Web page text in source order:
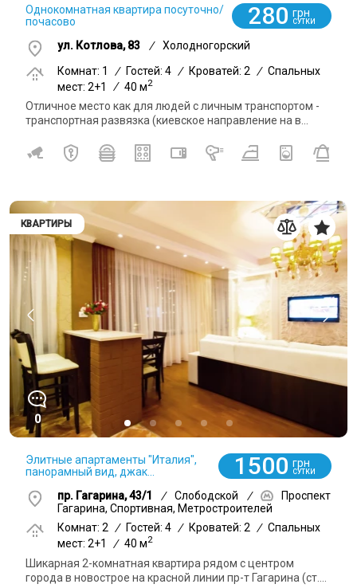
Однокомнатная квартира посуточно/
почасово
280 грн
СУТКИ
ул. Котлова, 83 /
Холодногорский
Комнат: 1
/ Гостей: 4 / Кроватей: 2 / Спальных
мест: 2+1
/ 40 м2
Отличное место как для людей с личным транспортом -
транспортная развязка (киевское направление на в...
КВАРТИРЫ
0
Элитные апартаменты "Италия",
панорамный вид, джак...
1500 грн
СУТКИ
пр. Гагарина, 43/1 / Слободской /
Проспект
Гагарина, Спортивная, Метростроителей
Комнат: 2
/ Гостей: 4 / Кроватей: 2 / Спальных
мест: 2+1
/ 40 м2
Шикарная 2-комнатная квартира рядом с центром
города в новострое на красной линии пр-т Гагарина (ст....